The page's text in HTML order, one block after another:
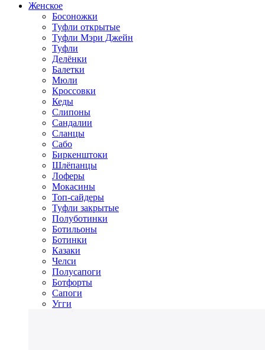
Женское
Босоножки
Туфли открытые
Туфли Мэри Джейн
Туфли
Делёнки
Балетки
Мюли
Кроссовки
Кеды
Слипоны
Сандалии
Сланцы
Сабо
Биркенштоки
Шлёпанцы
Лоферы
Мокасины
Топ-сайдеры
Туфли закрытые
Полуботинки
Ботильоны
Ботинки
Казаки
Челси
Полусапоги
Ботфорты
Сапоги
Угги